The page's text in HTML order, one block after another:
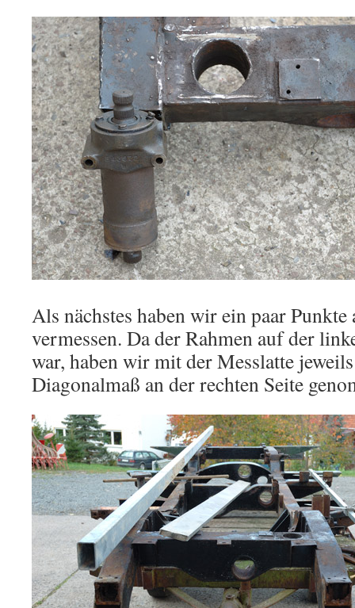
Als nächstes haben wir ein paar Punkte
vermessen. Da der Rahmen auf der
war, haben wir mit der Messlatte
Diagonalmaß an der rechten Seite